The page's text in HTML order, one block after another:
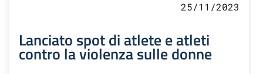
25/11/2023
Lanciato spot di atlete e atleti
contro la violenza sulle donne